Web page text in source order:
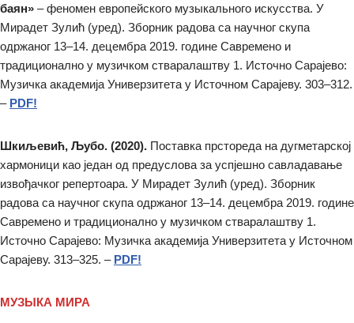
баян» – феномен европейского музыкального искусства. У
Мирадет Зулић (уред). Зборник радова са научног скупа
одржаног 13–14. децембра 2019. године Савремено и
традиционално у музичком стваралаштву 1. Источно Сарајево:
Музичка академија Универзитета у Источном Сарајеву. 303–312.
– PDF!
Шкиљевић, Љубо. (2020). Поставка прстореда на дугметарској
хармоници као један од предуслова за успјешно савладавање
извођачког репертоара. У Мирадет Зулић (уред). Зборник
радова са научног скупа одржаног 13–14. децембра 2019. године
Савремено и традиционално у музичком стваралаштву 1.
Источно Сарајево: Музичка академија Универзитета у Источном
Сарајеву. 313–325. – PDF!
МУЗЫКА МИРА